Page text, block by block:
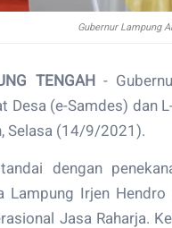
Gubernur Lampung
TENGAH -
Desa (e-Samdes) dan
Selasa (14/9/2021).
dengan
Lampung Irjen
Jasa Raharja.